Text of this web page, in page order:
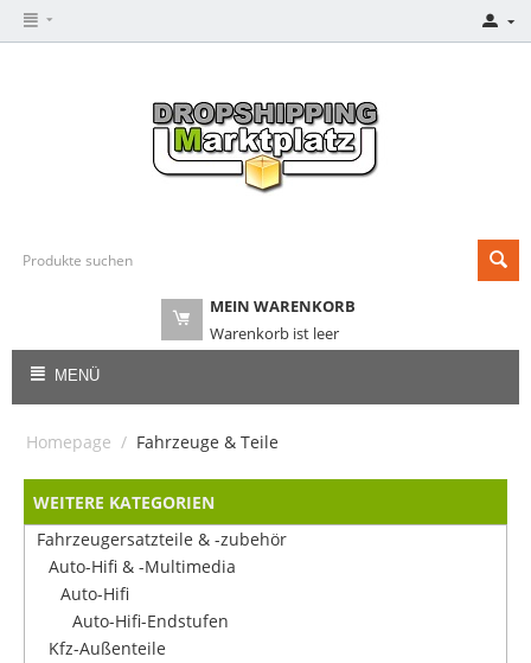
MEIN WARENKORB
Warenkorb ist leer
MENÜ
Homepage / Fahrzeuge & Teile
WEITERE KATEGORIEN
Fahrzeugersatzteile & -zubehör
Auto-Hifi & -Multimedia
Auto-Hifi
Auto-Hifi-Endstufen
Kfz-Außenteile